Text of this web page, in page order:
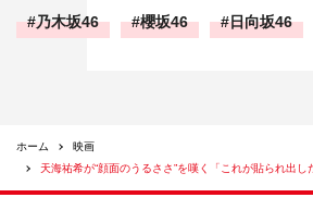
乃木坂46 櫻坂46 日向坂46
ホーム
映画
天海祐希が“顔面のうるささ”を嘆く「これが貼られ出